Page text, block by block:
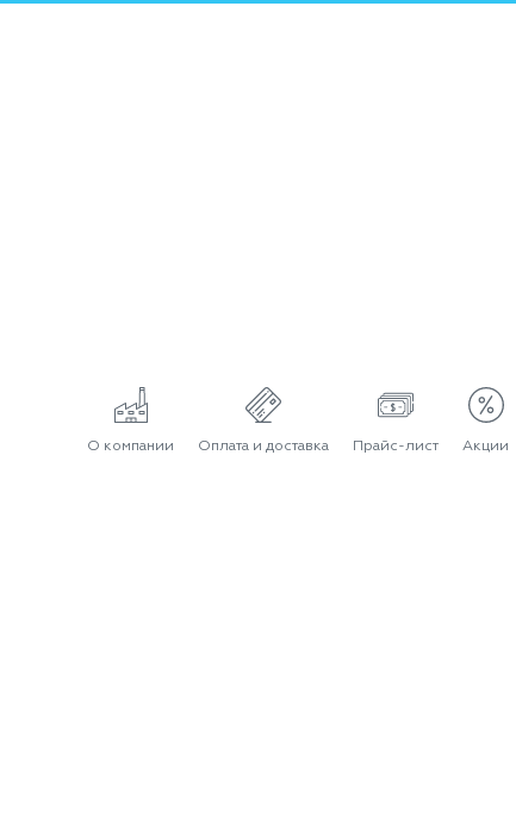
О компании Оплата и доставка Прайс-лист Акции